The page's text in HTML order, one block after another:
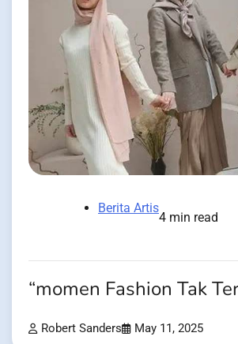
Berita Artis
4 min read
“momen Fashion Tak
Robert Sanders May 11, 2025